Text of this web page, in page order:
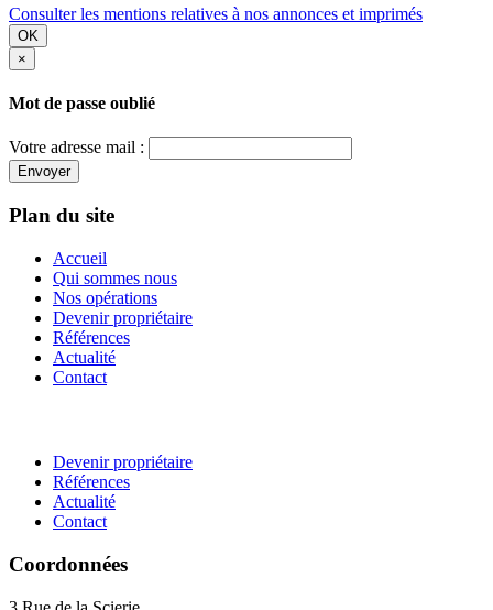
Consulter les mentions relatives à nos annonces et imprimés
OK
×
Mot de passe oublié
Votre adresse mail :
Envoyer
Plan du site
Accueil
Qui sommes nous
Nos opérations
Devenir propriétaire
Références
Actualité
Contact
Devenir propriétaire
Références
Actualité
Contact
Coordonnées